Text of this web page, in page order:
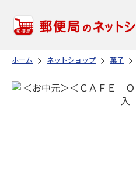
ホーム ネットショップ 菓子